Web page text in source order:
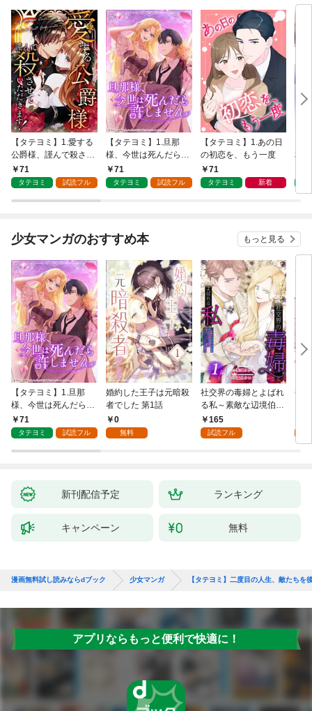
【タテヨミ】1.愛する
公爵様、謹んで殺させ
ていただきます！
71
タテヨミ 試読フル
【タテヨミ】1.旦那
様、今世は死んだら許
しません
71
タテヨミ 試読フル
【タテヨミ】1.あの日
の初恋を、もう一度
71
タテヨミ 新着
相
少女マンガのおすすめ本 もっと見る
【タテヨミ】1.旦那
様、今世は死んだら許
しません
71
タテヨミ 試読フル
婚約した王子は元暗殺
者でした 第1話
0
無料
社交界の毒婦とよばれ
る私～素敵な辺境伯令
息に腕を折られたの
で、責任とってもらい
165
試読フル
視
新刊配信予定 ランキング
キャンペーン 無料
漫画無料試し読みならdブック 少女マンガ 【タテヨミ】二度目の人生、敵たちを
アプリならもっと便利で快適に！